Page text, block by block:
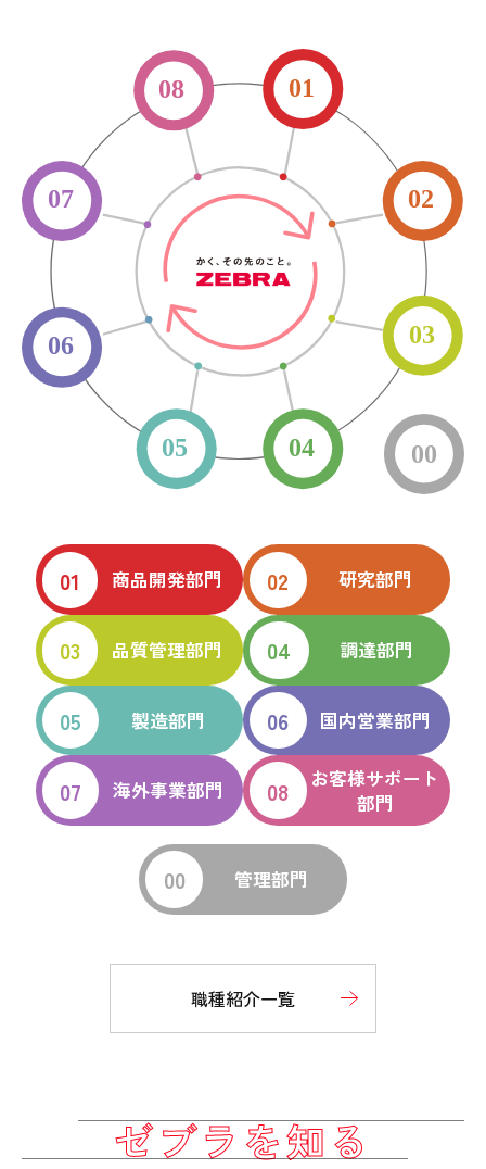
商品開発部門 研究部門
品質管理部門 調達部門
製造部門 国内営業部門
海外事業部門
お客様サポート
部門
管理部門
職種紹介一覧
ゼブラを知る